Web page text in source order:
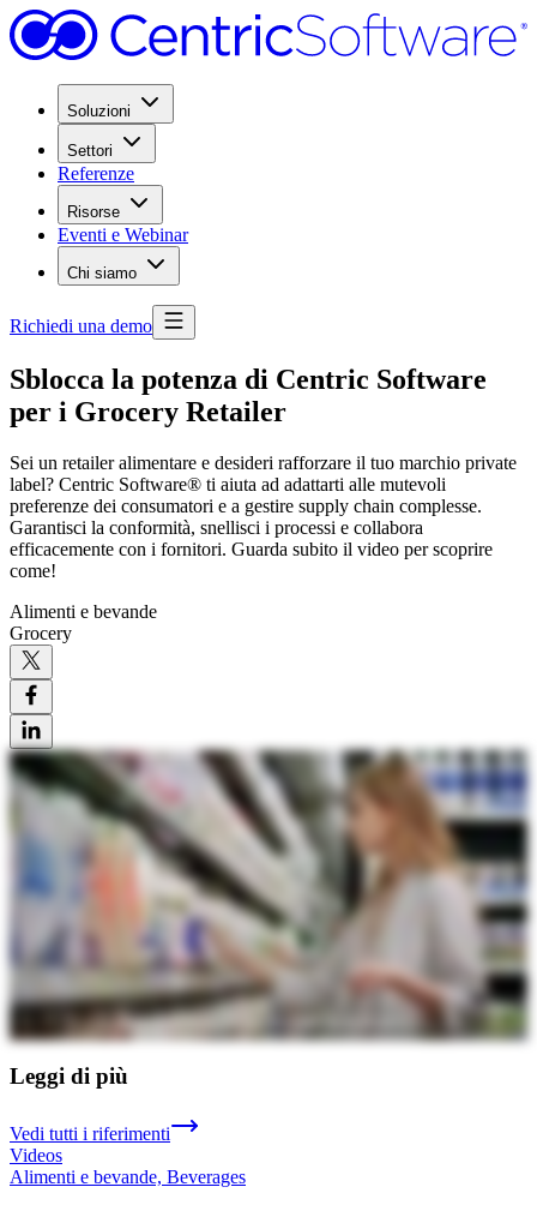
Soluzioni
Settori
Referenze
Risorse
Eventi e Webinar
Chi siamo
Richiedi una demo
Sblocca la potenza di Centric Software
per i Grocery Retailer
Sei un retailer alimentare e desideri rafforzare il tuo marchio private
label? Centric Software® ti aiuta ad adattarti alle mutevoli
preferenze dei consumatori e a gestire supply chain complesse.
Garantisci la conformità, snellisci i processi e collabora
efficacemente con i fornitori. Guarda subito il video per scoprire
come!
Alimenti e bevande
Grocery
Leggi di più
Vedi tutti i riferimenti
Videos
Alimenti e bevande, Beverages